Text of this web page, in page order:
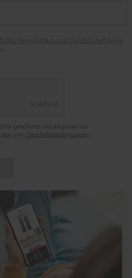
geschützt und es gelten die
und -Geschäftsbedingungen